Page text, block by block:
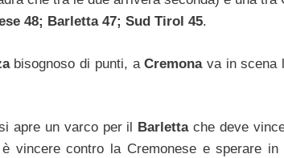
48; Barletta 47; Sud Tirol 45.
bisognoso di punti, aCremonava in scena
apre un varco per il Barlettache deve
vincere contro la Cremonese e sperare